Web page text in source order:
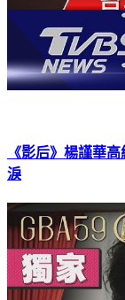
《影后》楊謹華
淚